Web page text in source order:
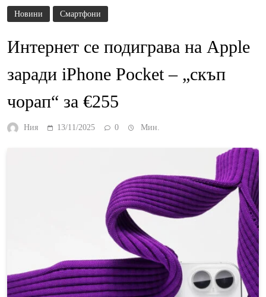
Новини Смартфони
Интернет се подиграва на Apple
заради iPhone Pocket – „скъп
чорап“ за €255
Ния 13/11/2025 0 Мин.